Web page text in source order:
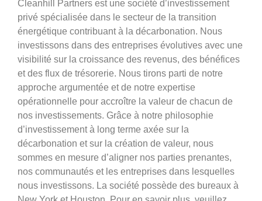
Cleanhill Partners est une société d’investissement
privé spécialisée dans le secteur de la transition
énergétique contribuant à la décarbonation. Nous
investissons dans des entreprises évolutives avec une
visibilité sur la croissance des revenus, des bénéfices
et des flux de trésorerie. Nous tirons parti de notre
approche argumentée et de notre expertise
opérationnelle pour accroître la valeur de chacun de
nos investissements. Grâce à notre philosophie
d’investissement à long terme axée sur la
décarbonation et sur la création de valeur, nous
sommes en mesure d’aligner nos parties prenantes,
nos communautés et les entreprises dans lesquelles
nous investissons. La société possède des bureaux à